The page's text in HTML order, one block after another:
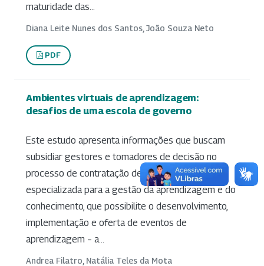
maturidade das...
Diana Leite Nunes dos Santos, João Souza Neto
PDF
Ambientes virtuais de aprendizagem:
desafios de uma escola de governo
Este estudo apresenta informações que buscam
subsidiar gestores e tomadores de decisão no
processo de contratação de solução tecnológica
especializada para a gestão da aprendizagem e do
conhecimento, que possibilite o desenvolvimento,
implementação e oferta de eventos de
aprendizagem – a...
Andrea Filatro, Natália Teles da Mota